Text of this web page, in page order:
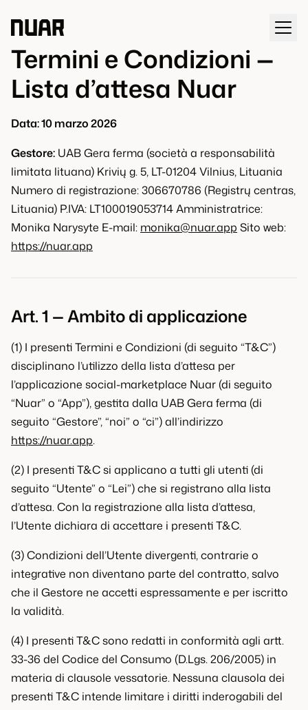
Italiano
Termini e Condizioni —
Lista d’attesa Nuar
Data: 10 marzo 2026
Gestore: UAB Gera ferma (società a responsabilità
limitata lituana) Krivių g. 5, LT-01204 Vilnius, Lituania
Numero di registrazione: 306670786 (Registrų centras,
Lituania) P.IVA: LT100019053714 Amministratrice:
Monika Narysyte E-mail: monika@nuar.app Sito web:
https://nuar.app
Art. 1 — Ambito di applicazione
(1) I presenti Termini e Condizioni (di seguito “T&C”)
disciplinano l’utilizzo della lista d’attesa per
l’applicazione social-marketplace Nuar (di seguito
“Nuar” o “App”), gestita dalla UAB Gera ferma (di
seguito “Gestore”, “noi” o “ci”) all’indirizzo
https://nuar.app.
(2) I presenti T&C si applicano a tutti gli utenti (di
seguito “Utente” o “Lei”) che si registrano alla lista
d’attesa. Con la registrazione alla lista d’attesa,
l’Utente dichiara di accettare i presenti T&C.
(3) Condizioni dell’Utente divergenti, contrarie o
integrative non diventano parte del contratto, salvo
che il Gestore ne accetti espressamente e per iscritto
la validità.
(4) I presenti T&C sono redatti in conformità agli artt.
33-36 del Codice del Consumo (D.Lgs. 206/2005) in
materia di clausole vessatorie. Nessuna clausola dei
presenti T&C intende limitare i diritti inderogabili del